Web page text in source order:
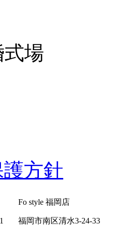
場
方針
Fo style 福岡店
福岡市南区清水3-24-33